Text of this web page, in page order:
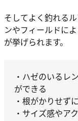
そしてよく釣れる
ンやフィールドに
が挙げられます。
・ハゼのいるレ
ができる
・根がかりせず
・サイズ感やア